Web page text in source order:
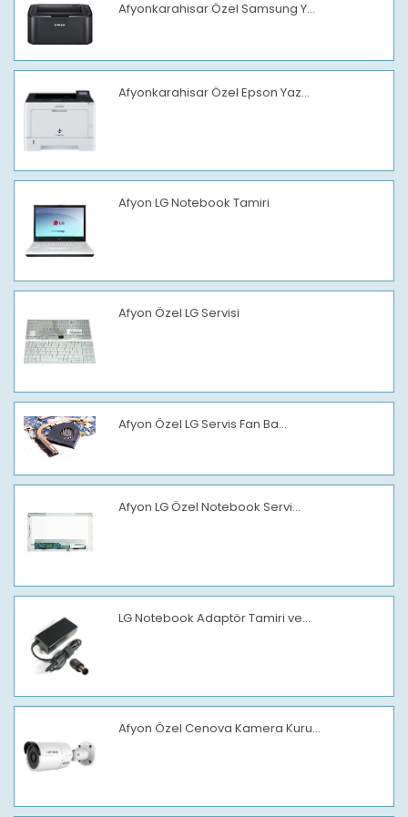
Afyonkarahisar Özel Samsung Y...
Afyonkarahisar Özel Epson Yaz...
Afyon LG Notebook Tamiri
Afyon Özel LG Servisi
Afyon Özel LG Servis Fan Ba...
Afyon LG Özel Notebook Servi...
LG Notebook Adaptör Tamiri ve...
Afyon Özel Cenova Kamera Kuru...